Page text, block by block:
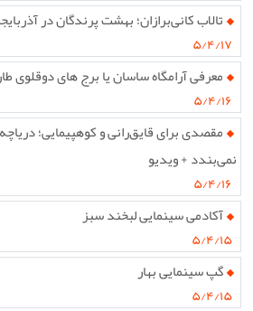
تالاب کانی‌برازان؛ بهشت پرندگان در
۵/۴/۱۷
معرفی آرامگاه ساسان یا برج های دوقلوی
۵/۴/۱۶
مقصدی برای قایق‌رانی و کوهپیمایی؛
نمی‌بندد + ویدیو
۵/۴/۱۶
آکادمی سینمایی لبخند سبز
۵/۴/۱۵
گپ سینمایی بهار
۵/۴/۱۵